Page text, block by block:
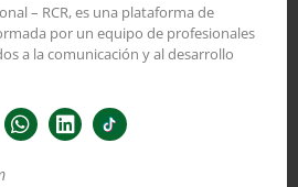
– RCR, es una plataforma de
por un equipo de profesionales
a la comunicación y al desarrollo